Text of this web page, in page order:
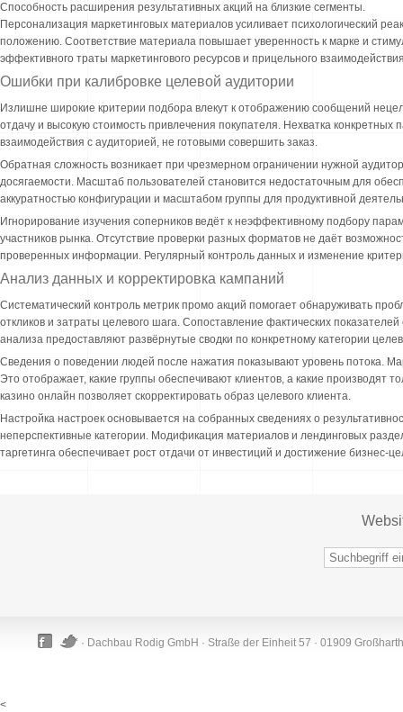
Способность расширения результативных акций на близкие сегменты.
Персонализация маркетинговых материалов усиливает психологический
положению. Соответствие материала повышает уверенность к марке и
эффективного траты маркетингового ресурсов и прицельного
Ошибки при калибровке целевой аудитории
Излишне широкие критерии подбора влекут к отображению сообщений
отдачу и высокую стоимость привлечения покупателя. Нехватка
взаимодействия с аудиторией, не готовыми совершить заказ.
Обратная сложность возникает при чрезмерном ограничении нужной
досягаемости. Масштаб пользователей становится недостаточным для
аккуратностью конфигурации и масштабом группы для продуктивной
Игнорирование изучения соперников ведёт к неэффективному подбору
участников рынка. Отсутствие проверки разных форматов не даёт
проверенных информации. Регулярный контроль данных и изменение
Анализ данных и корректировка кампаний
Систематический контроль метрик промо акций помогает обнаруживать
откликов и затраты целевого шага. Сопоставление фактических
анализа предоставляют развёрнутые сводки по конкретному категории
Сведения о поведении людей после нажатия показывают уровень потока.
Это отображает, какие группы обеспечивают клиентов, а какие производят
казино онлайн позволяет скорректировать образ целевого клиента.
Настройка настроек основывается на собранных сведениях о
неперспективные категории. Модификация материалов и лендинговых
таргетинга обеспечивает рост отдачи от инвестиций и достижение бизнес-
· Dachbau Rodig GmbH · Straße der Einheit 57 · 01909
<